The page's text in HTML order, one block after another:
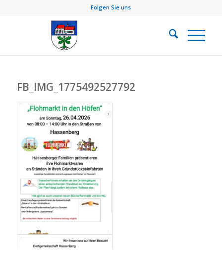
Folgen Sie uns
FB_IMG_1775492527792